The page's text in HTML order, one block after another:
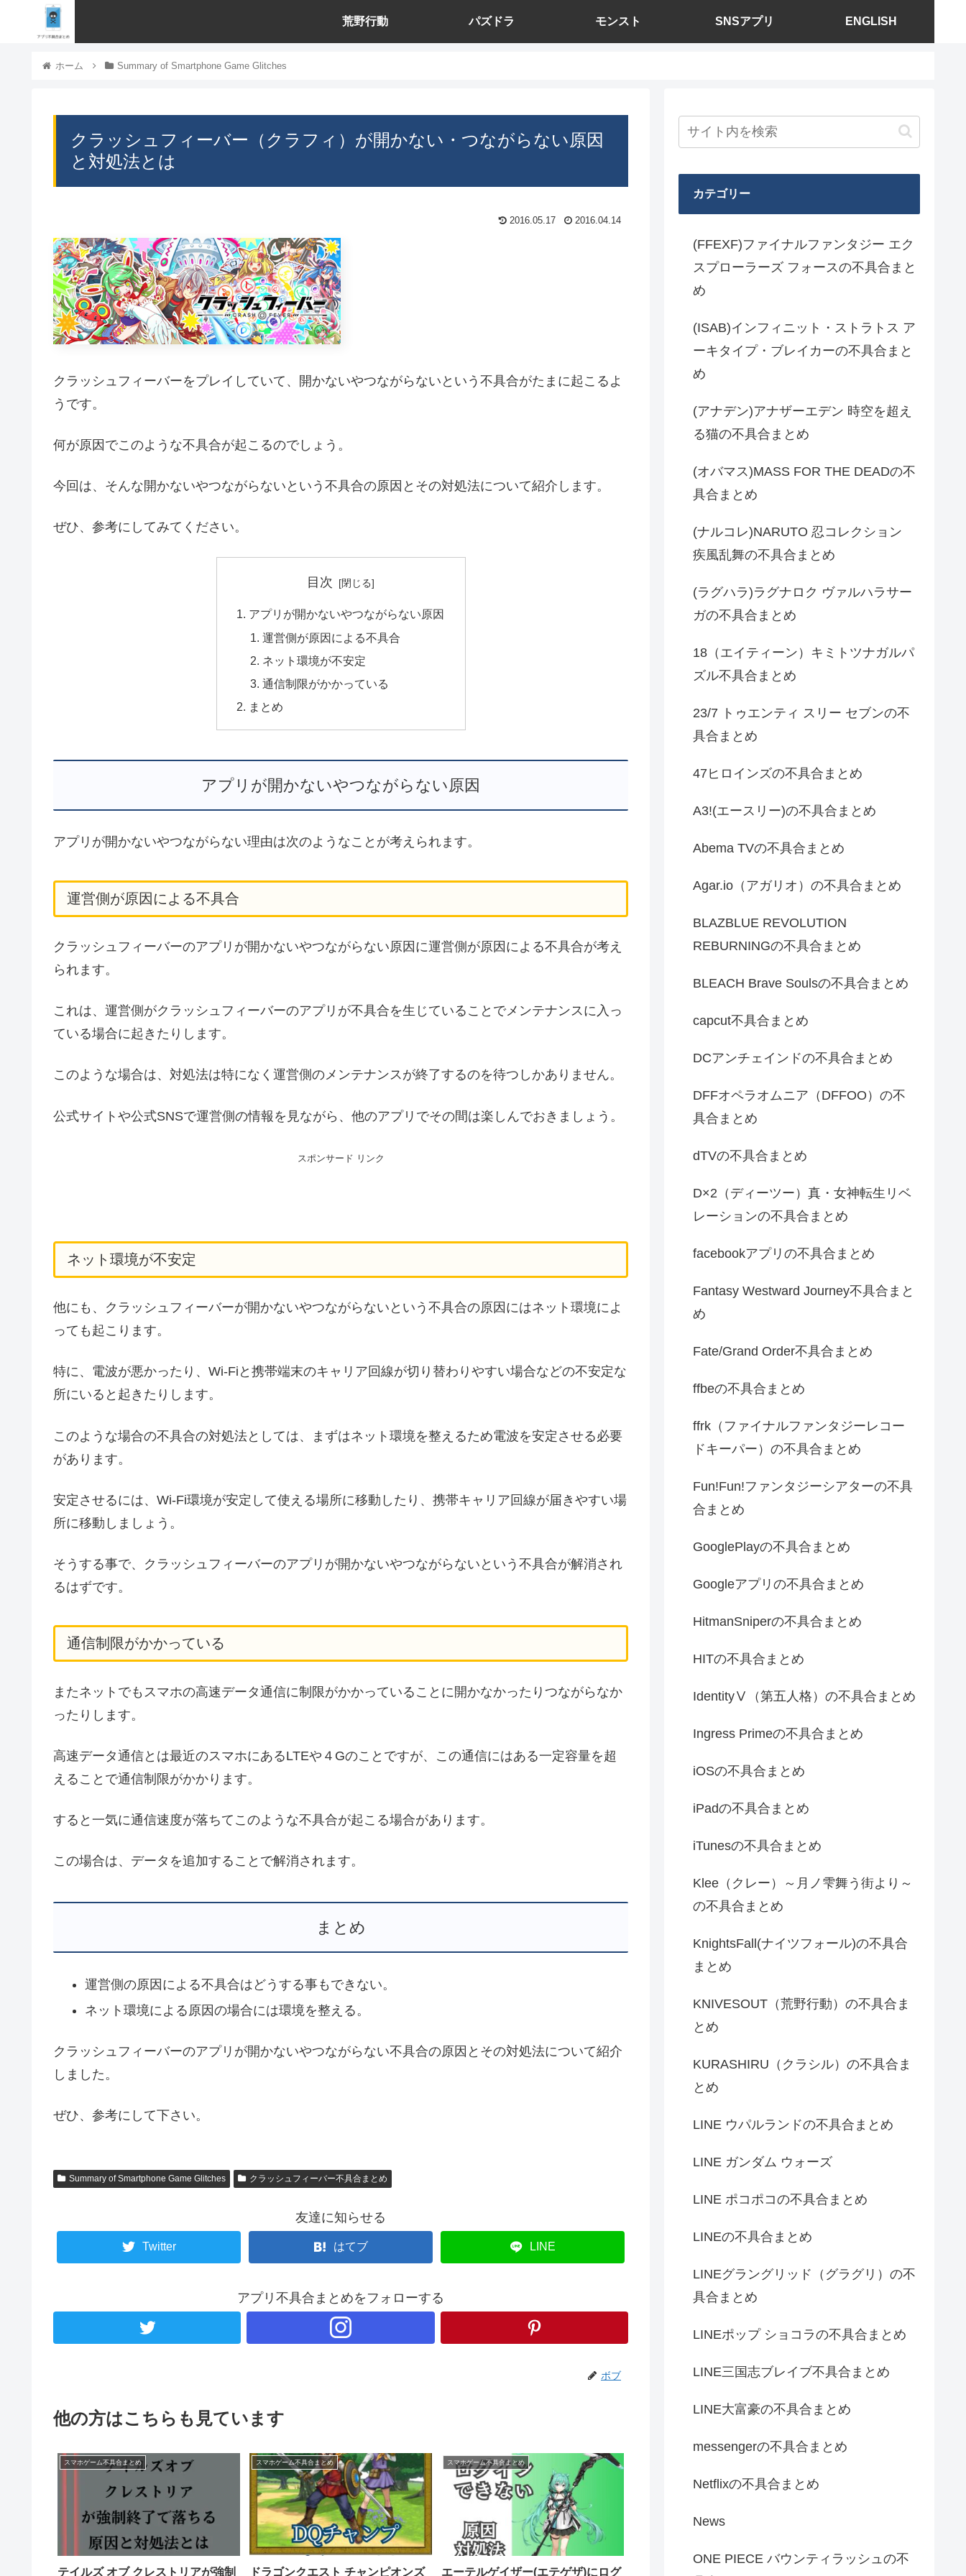
荒野行動 パズドラ モンスト SNSアプリ ENGLISH
ホーム Summary of Smartphone Game Glitches
クラッシュフィーバー（クラフィ）が開かない・つながらない原因
と対処法とは
2016.05.17 2016.04.14
クラッシュフィーバーをプレイしていて、開かないやつながらないという不具合がたまに起こるよ
うです。
何が原因でこのような不具合が起こるのでしょう。
今回は、そんな開かないやつながらないという不具合の原因とその対処法について紹介します。
ぜひ、参考にしてみてください。
目次
アプリが開かないやつながらない原因
運営側が原因による不具合
ネット環境が不安定
通信制限がかかっている
まとめ
アプリが開かないやつながらない原因
アプリが開かないやつながらない理由は次のようなことが考えられます。
運営側が原因による不具合
クラッシュフィーバーのアプリが開かないやつながらない原因に運営側が原因による不具合が考え
られます。
これは、運営側がクラッシュフィーバーのアプリが不具合を生じていることでメンテナンスに入っ
ている場合に起きたりします。
このような場合は、対処法は特になく運営側のメンテナンスが終了するのを待つしかありません。
公式サイトや公式SNSで運営側の情報を見ながら、他のアプリでその間は楽しんでおきましょう。
スポンサード リンク
ネット環境が不安定
他にも、クラッシュフィーバーが開かないやつながらないという不具合の原因にはネット環境によ
っても起こります。
特に、電波が悪かったり、Wi-Fiと携帯端末のキャリア回線が切り替わりやすい場合などの不安定な
所にいると起きたりします。
このような場合の不具合の対処法としては、まずはネット環境を整えるため電波を安定させる必要
があります。
安定させるには、Wi-Fi環境が安定して使える場所に移動したり、携帯キャリア回線が届きやすい場
所に移動しましょう。
そうする事で、クラッシュフィーバーのアプリが開かないやつながらないという不具合が解消され
るはずです。
通信制限がかかっている
またネットでもスマホの高速データ通信に制限がかかっていることに開かなかったりつながらなか
ったりします。
高速データ通信とは最近のスマホにあるLTEや４Gのことですが、この通信にはある一定容量を超
えることで通信制限がかかります。
すると一気に通信速度が落ちてこのような不具合が起こる場合があります。
この場合は、データを追加することで解消されます。
まとめ
運営側の原因による不具合はどうする事もできない。
ネット環境による原因の場合には環境を整える。
クラッシュフィーバーのアプリが開かないやつながらない不具合の原因とその対処法について紹介
しました。
ぜひ、参考にして下さい。
Summary of Smartphone Game Glitches クラッシュフィーバー不具合まとめ
友達に知らせる
Twitter はてブ LINE
アプリ不具合まとめをフォローする
ボブ
他の方はこちらも見ています
スマホゲーム不具合まとめ
テイルズ オブ クレストリアが強制
スマホゲーム不具合まとめ
ドラゴンクエスト チャンピオンズ
スマホゲーム不具合まとめ
エーテルゲイザー(エテゲザ)にログ
カテゴリー
(FFEXF)ファイナルファンタジー エク
スプローラーズ フォースの不具合まと
め
(ISAB)インフィニット・ストラトス ア
ーキタイプ・ブレイカーの不具合まと
め
(アナデン)アナザーエデン 時空を超え
る猫の不具合まとめ
(オバマス)MASS FOR THE DEADの不
具合まとめ
(ナルコレ)NARUTO 忍コレクション
疾風乱舞の不具合まとめ
(ラグハラ)ラグナロク ヴァルハラサー
ガの不具合まとめ
18（エイティーン）キミトツナガルパ
ズル不具合まとめ
23/7 トゥエンティ スリー セブンの不
具合まとめ
47ヒロインズの不具合まとめ
A3!(エースリー)の不具合まとめ
Abema TVの不具合まとめ
Agar.io（アガリオ）の不具合まとめ
BLAZBLUE REVOLUTION
REBURNINGの不具合まとめ
BLEACH Brave Soulsの不具合まとめ
capcut不具合まとめ
DCアンチェインドの不具合まとめ
DFFオペラオムニア（DFFOO）の不
具合まとめ
dTVの不具合まとめ
D×2（ディーツー）真・女神転生リベ
レーションの不具合まとめ
facebookアプリの不具合まとめ
Fantasy Westward Journey不具合まと
め
Fate/Grand Order不具合まとめ
ffbeの不具合まとめ
ffrk（ファイナルファンタジーレコー
ドキーパー）の不具合まとめ
Fun!Fun!ファンタジーシアターの不具
合まとめ
GooglePlayの不具合まとめ
Googleアプリの不具合まとめ
HitmanSniperの不具合まとめ
HITの不具合まとめ
IdentityⅤ（第五人格）の不具合まとめ
Ingress Primeの不具合まとめ
iOSの不具合まとめ
iPadの不具合まとめ
iTunesの不具合まとめ
Klee（クレー）～月ノ雫舞う街より～
の不具合まとめ
KnightsFall(ナイツフォール)の不具合
まとめ
KNIVESOUT（荒野行動）の不具合ま
とめ
KURASHIRU（クラシル）の不具合ま
とめ
LINE ウパルランドの不具合まとめ
LINE ガンダム ウォーズ
LINE ポコポコの不具合まとめ
LINEの不具合まとめ
LINEグラングリッド（グラグリ）の不
具合まとめ
LINEポップ ショコラの不具合まとめ
LINE三国志ブレイブ不具合まとめ
LINE大富豪の不具合まとめ
messengerの不具合まとめ
Netflixの不具合まとめ
News
ONE PIECE バウンティラッシュの不